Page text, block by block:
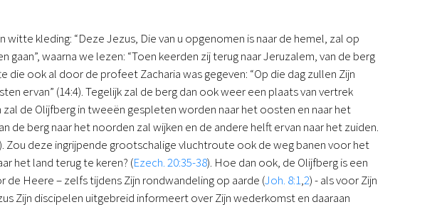
kleding: “Deze Jezus, Die van u opgenomen is naar de hemel, zal op
waarna we lezen: “Toen keerden zij terug naar Jeruzalem, van de berg
die ook al door de profeet Zacharia was gegeven: “Op die dag zullen Zijn
ervan” (14:4). Tegelijk zal de berg dan ook weer een plaats van vertrek
de Olijfberg in tweeën gespleten worden naar het oosten en naar het
de berg naar het noorden zal wijken en de andere helft ervan naar het zuiden.
). Zou deze ingrijpende grootschalige vluchtroute ook de weg banen voor het
het land terug te keren? (Ezech. 20:35-38). Hoe dan ook, de Olijfberg is een
Heere – zelfs tijdens Zijn rondwandeling op aarde (Joh. 8:1,2) - als voor Zijn
Zijn discipelen uitgebreid informeert over Zijn wederkomst en daaraan
Geschiedenis
Actueel
ANBI
Veelgestelde vragen
Contact
Doneren